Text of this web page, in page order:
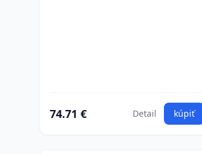
74.71 € Detail kúpiť